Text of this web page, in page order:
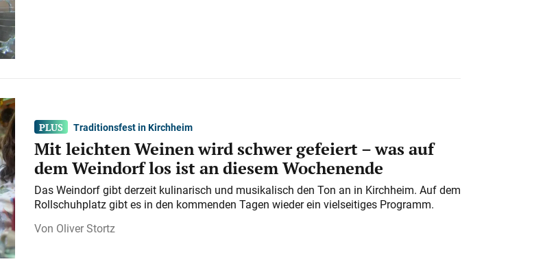
Traditionsfest in Kirchheim
Mit leichten Weinen wird schwer gefeiert – was auf
dem Weindorf los ist an diesem Wochenende
Das Weindorf gibt derzeit kulinarisch und musikalisch den Ton an in Kirchheim. Auf dem
Rollschuhplatz gibt es in den kommenden Tagen wieder ein vielseitiges Programm.
Oliver Stortz